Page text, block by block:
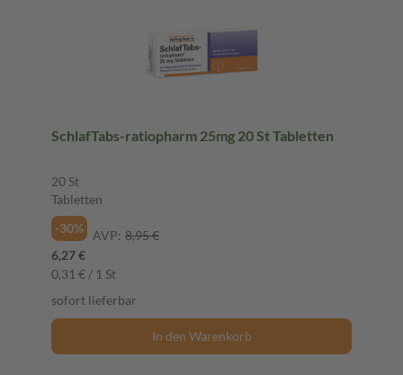
SchlafTabs-ratiopharm 25mg 20 St Tabletten
20 St
Tabletten
-30%
AVP: 8,95 €
6,27 €
0,31 € / 1 St
sofort lieferbar
In den Warenkorb